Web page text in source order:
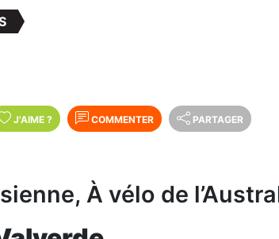
J'AIME ? COMMENTER PARTAGER
À vélo de